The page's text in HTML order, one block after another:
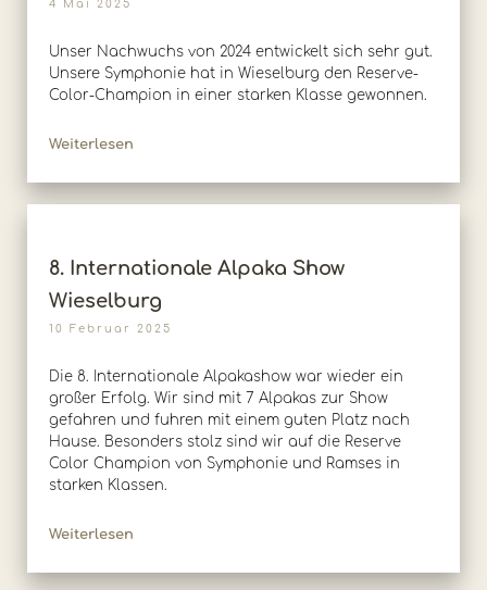
4 Mai 2025
Unser Nachwuchs von 2024 entwickelt sich sehr gut.
Unsere Symphonie hat in Wieselburg den Reserve-
Color-Champion in einer starken Klasse gewonnen.
Weiterlesen
8. Internationale Alpaka Show
Wieselburg
10 Februar 2025
Die 8. Internationale Alpakashow war wieder ein
großer Erfolg. Wir sind mit 7 Alpakas zur Show
gefahren und fuhren mit einem guten Platz nach
Hause. Besonders stolz sind wir auf die Reserve
Color Champion von Symphonie und Ramses in
starken Klassen.
Weiterlesen